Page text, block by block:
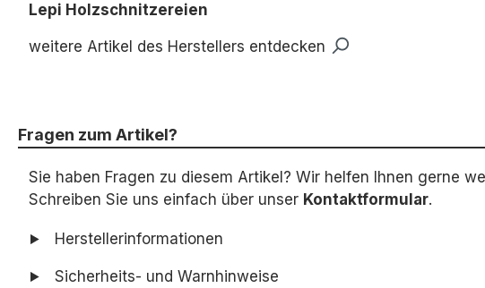
Lepi Holzschnitzereien
weitere Artikel des Herstellers entdecken
Fragen zum Artikel?
Sie haben Fragen zu diesem Artikel? Wir helfen Ihnen gerne
Schreiben Sie uns einfach über unser Kontaktformular.
Herstellerinformationen
Sicherheits- und Warnhinweise